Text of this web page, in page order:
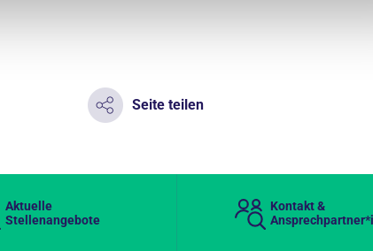
Seite teilen
Aktuelle
Stellenangebote
Kontakt &